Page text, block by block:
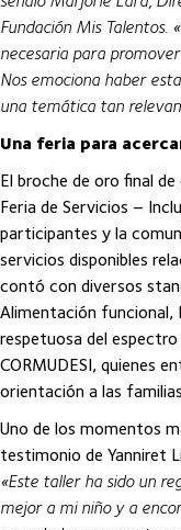
Fundación Mis Talentos.
necesaria para
Nos emociona haber
una temática tan
Una feria para
El broche de oro final
Feria de Servicios –
participantes y la
servicios disponibles
contó con diversos
Alimentación funcional,
respetuosa del
CORMUDESI, quienes
orientación a las
Uno de los momentos
testimonio de Yanniret
«Este taller ha sido un
mejor a mi niño y a